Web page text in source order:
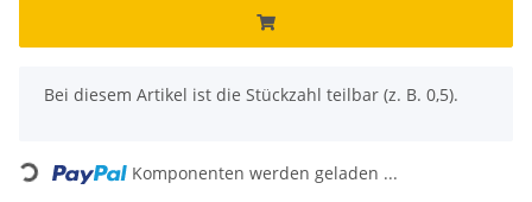
x
Bei diesem Artikel ist die Stückzahl teilbar (z. B. 0,5).
Loading... Komponenten werden geladen ...